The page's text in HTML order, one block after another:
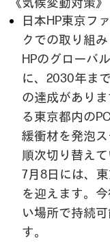
《気候変動対策》
日本HP東京フ
クでの取り組み
HPのグローバ
に、2030年ま
の達成があり
る東京都内の
緩衝材を発泡
順次切り替えて
7月8日には、
を迎えます。
い場所で持続
す。